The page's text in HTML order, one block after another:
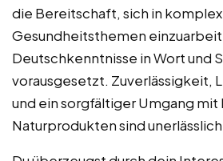
die Bereitschaft, sich in
Gesundheitsthemen
Deutschkenntnisse in Wort und
vorausgesetzt. Zuverlässigkeit,
und ein sorgfältiger Umgang
Naturprodukten sind